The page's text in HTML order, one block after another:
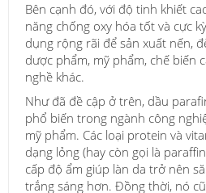
Bên cạnh đó, với độ tinh khiết
năng chống oxy hóa tốt và cực
dụng rộng rãi để sản xuất nến,
dược phẩm, mỹ phẩm, chế biến
nghề khác.
Như đã đề cập ở trên, dầu
phổ biến trong ngành công
mỹ phẩm. Các loại protein và
dạng lỏng (hay còn gọi là
cấp độ ẩm giúp làn da trở nên
trắng sáng hơn. Đồng thời, nó